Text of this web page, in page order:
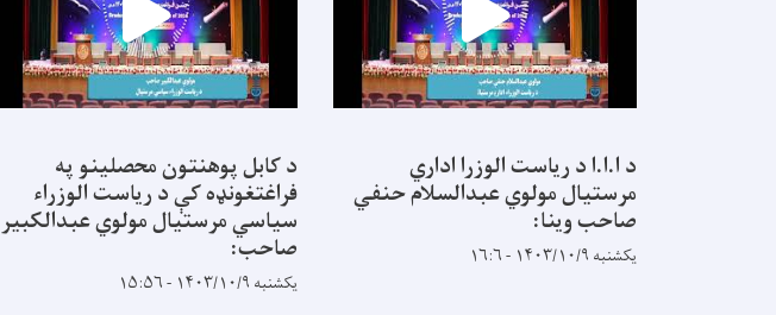
د ا.ا.ا د ریاست الوزرا اداري
مرستیال مولوي عبدالسلام حنفي
صاحب وینا:
یکشنبه ۱۴۰۳/۱۰/۹ - ۱۶:۶
د کابل پوهنتون محصلینو په
فراغتغونډه کې د ریاست الوزراء
سیاسي مرستیال مولوي عبدالکبیر
صاحب:
یکشنبه ۱۴۰۳/۱۰/۹ - ۱۵:۵۶